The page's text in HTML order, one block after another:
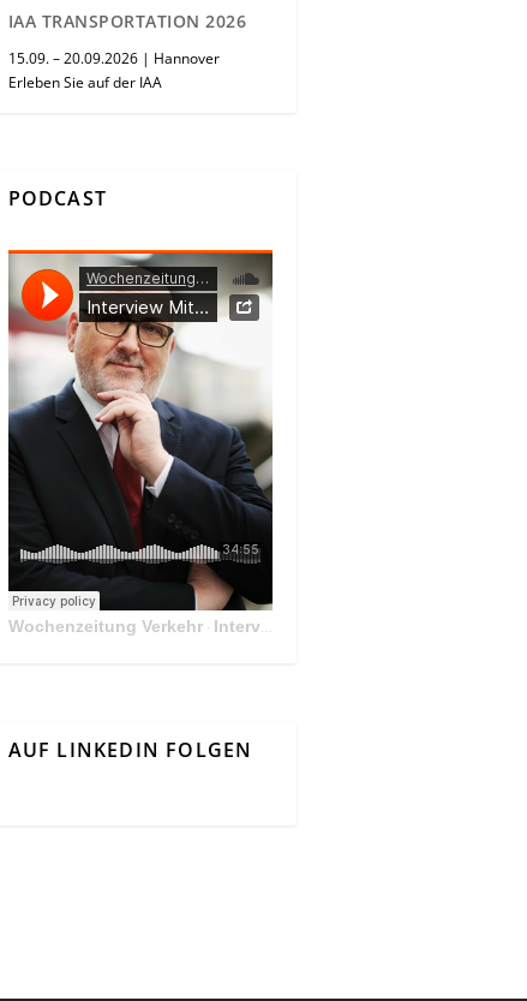
IAA TRANSPORTATION 2026
15.09. – 20.09.2026 | Hannover
Erleben Sie auf der IAA
PODCAST
Wochenzeitung Verkehr· Interview Mit Andreas Matthä, CEO der ÖBB Holding
AUF LINKEDIN FOLGEN